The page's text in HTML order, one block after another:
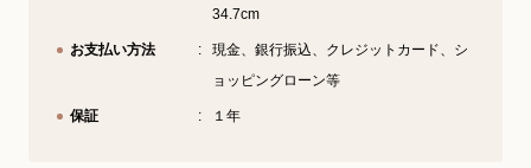
34.7cm
お支払い方法
現金、銀行振込、クレジットカード、シ
ョッピングローン等
保証 １年